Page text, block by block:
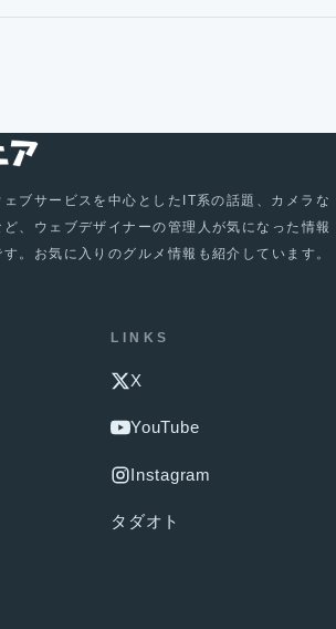
ェブサービスを中心としたIT系の話題、カメラな
、ウェブデザイナーの管理人が気になった情報
。お気に入りのグルメ情報も紹介しています。
LINKS
X
YouTube
Instagram
タダオト